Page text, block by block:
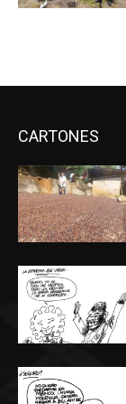
CARTONES